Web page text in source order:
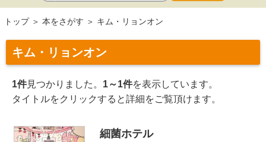
トップ 本をさがす キム・リョンオン
キム・リョンオン
1件見つかりました。 1～1件を表示しています。
タイトルをクリックすると詳細をご覧頂けます。
細菌ホテル